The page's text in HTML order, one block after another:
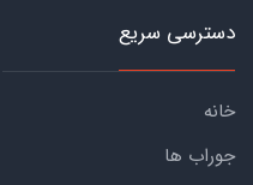
دسترسی سریع
خانه
جوراب ها